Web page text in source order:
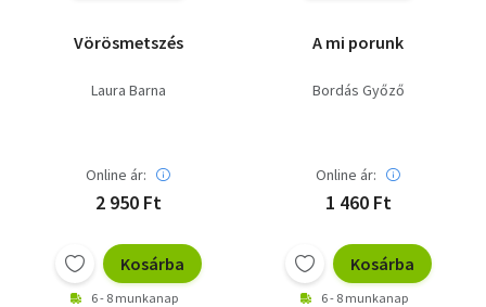
Vörösmetszés
Laura Barna
Online ár:
2 950 Ft
Kosárba
6 - 8 munkanap
A mi porunk
Bordás Győző
Online ár:
1 460 Ft
Kosárba
6 - 8 munkanap